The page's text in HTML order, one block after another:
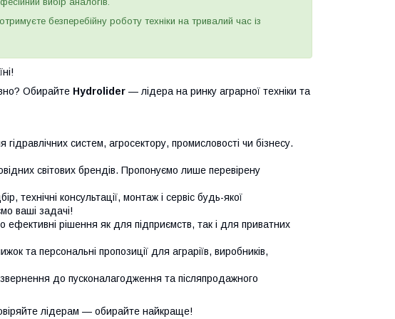
безперебійну роботу техніки на тривалий час із
Обирайте Hydrolider — лідера на ринку аграрної техніки та
гідравлічних систем, агросектору, промисловості чи бізнесу.
світових брендів. Пропонуємо лише перевірену
технічні консультації, монтаж і сервіс будь-якої
ваші задачі!
ефективні рішення як для підприємств, так і для приватних
та персональні пропозиції для аграріїв, виробників,
до пусконалагодження та післяпродажного
лідерам — обирайте найкраще!